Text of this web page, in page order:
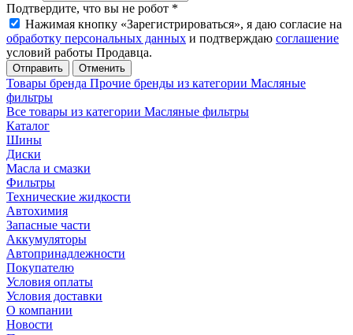
Подтвердите, что вы не робот *
Нажимая кнопку «Зарегистрироваться», я даю согласие на
обработку персональных данных и подтверждаю соглашение
условий работы Продавца.
Отменить
Товары бренда Прочие бренды из категории Масляные
фильтры
Все товары из категории Масляные фильтры
Каталог
Шины
Диски
Масла и смазки
Фильтры
Технические жидкости
Автохимия
Запасные части
Аккумуляторы
Автопринадлежности
Покупателю
Условия оплаты
Условия доставки
О компании
Новости